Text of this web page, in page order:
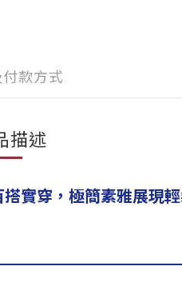
款方式
描述
實穿，極簡素雅展現